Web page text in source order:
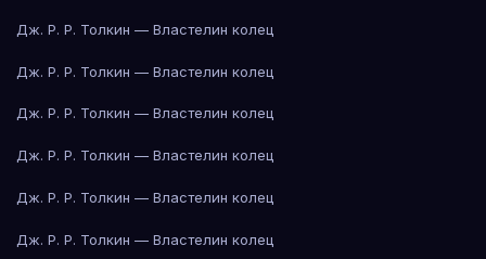
Дж. Р. Р. Толкин — Властелин колец
Дж. Р. Р. Толкин — Властелин колец
Дж. Р. Р. Толкин — Властелин колец
Дж. Р. Р. Толкин — Властелин колец
Дж. Р. Р. Толкин — Властелин колец
Дж. Р. Р. Толкин — Властелин колец